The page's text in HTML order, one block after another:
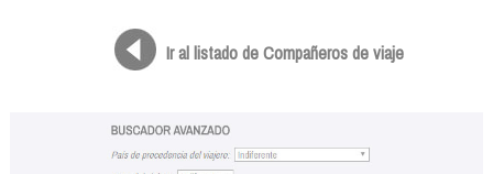
Ir al listado de Compañeros de viaje